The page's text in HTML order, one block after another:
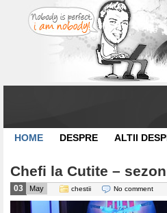
HOME DESPRE ALTII
Chefi la Cutite –
03 May chestii No comment